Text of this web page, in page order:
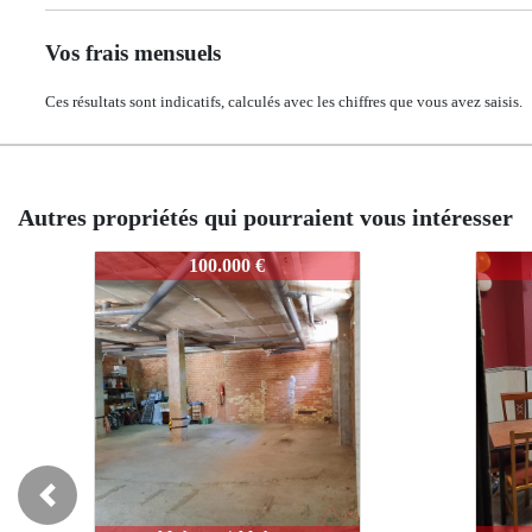
Vos frais mensuels
Ces résultats sont indicatifs, calculés avec les chiffres que vous avez saisis.
Autres propriétés qui pourraient vous intéresser
O151 180.000 €
O151 180.000 €
Previous